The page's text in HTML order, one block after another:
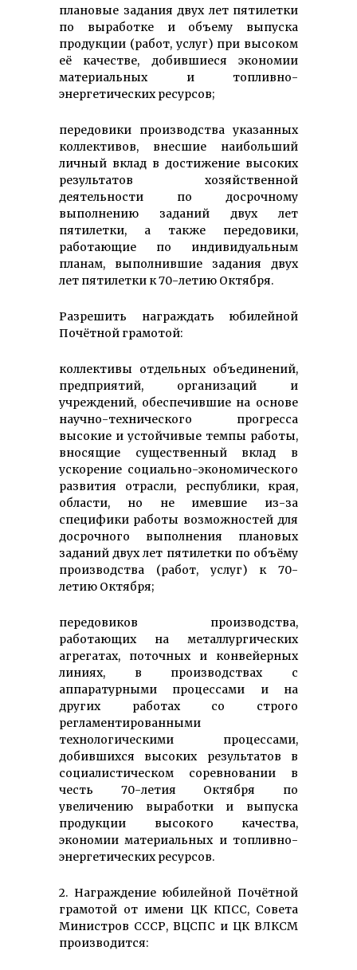
плановые задания двух лет пятилетки
по выработке и объему выпуска
продукции (работ, услуг) при высоком
её качестве, добившиеся экономии
материальных и топливно-
энергетических ресурсов;
передовики производства указанных
коллективов, внесшие наибольший
личный вклад в достижение высоких
результатов хозяйственной
деятельности по досрочному
выполнению заданий двух лет
пятилетки, а также передовики,
работающие по индивидуальным
планам, выполнившие задания двух
лет пятилетки к 70-летию Октября.
Разрешить награждать юбилейной
Почётной грамотой:
коллективы отдельных объединений,
предприятий, организаций и
учреждений, обеспечившие на основе
научно-технического прогресса
высокие и устойчивые темпы работы,
вносящие существенный вклад в
ускорение социально-экономического
развития отрасли, республики, края,
области, но не имевшие из-за
специфики работы возможностей для
досрочного выполнения плановых
заданий двух лет пятилетки по объёму
производства (работ, услуг) к 70-
летию Октября;
передовиков производства,
работающих на металлургических
агрегатах, поточных и конвейерных
линиях, в производствах с
аппаратурными процессами и на
других работах со строго
регламентированными
технологическими процессами,
добившихся высоких результатов в
социалистическом соревновании в
честь 70-летия Октября по
увеличению выработки и выпуска
продукции высокого качества,
экономии материальных и топливно-
энергетических ресурсов.
2. Награждение юбилейной Почётной
грамотой от имени ЦК КПСС, Совета
Министров СССР, ВЦСПС и ЦК ВЛКСМ
производится: